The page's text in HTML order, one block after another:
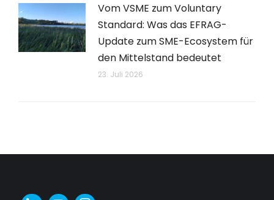
Vom VSME zum Voluntary
Standard: Was das EFRAG-
Update zum SME-Ecosystem für
den Mittelstand bedeutet
23. Juli 2026